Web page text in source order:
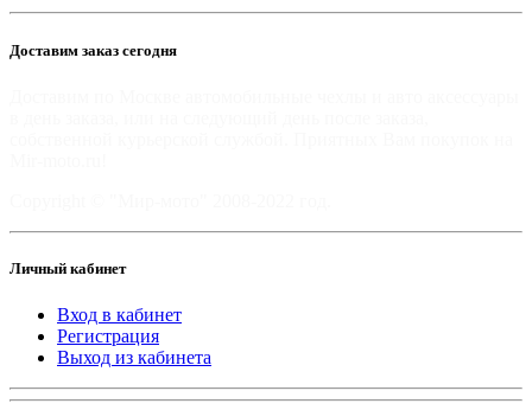
Доставим заказ сегодня
Личный кабинет
Вход в кабинет
Регистрация
Выход из кабинета